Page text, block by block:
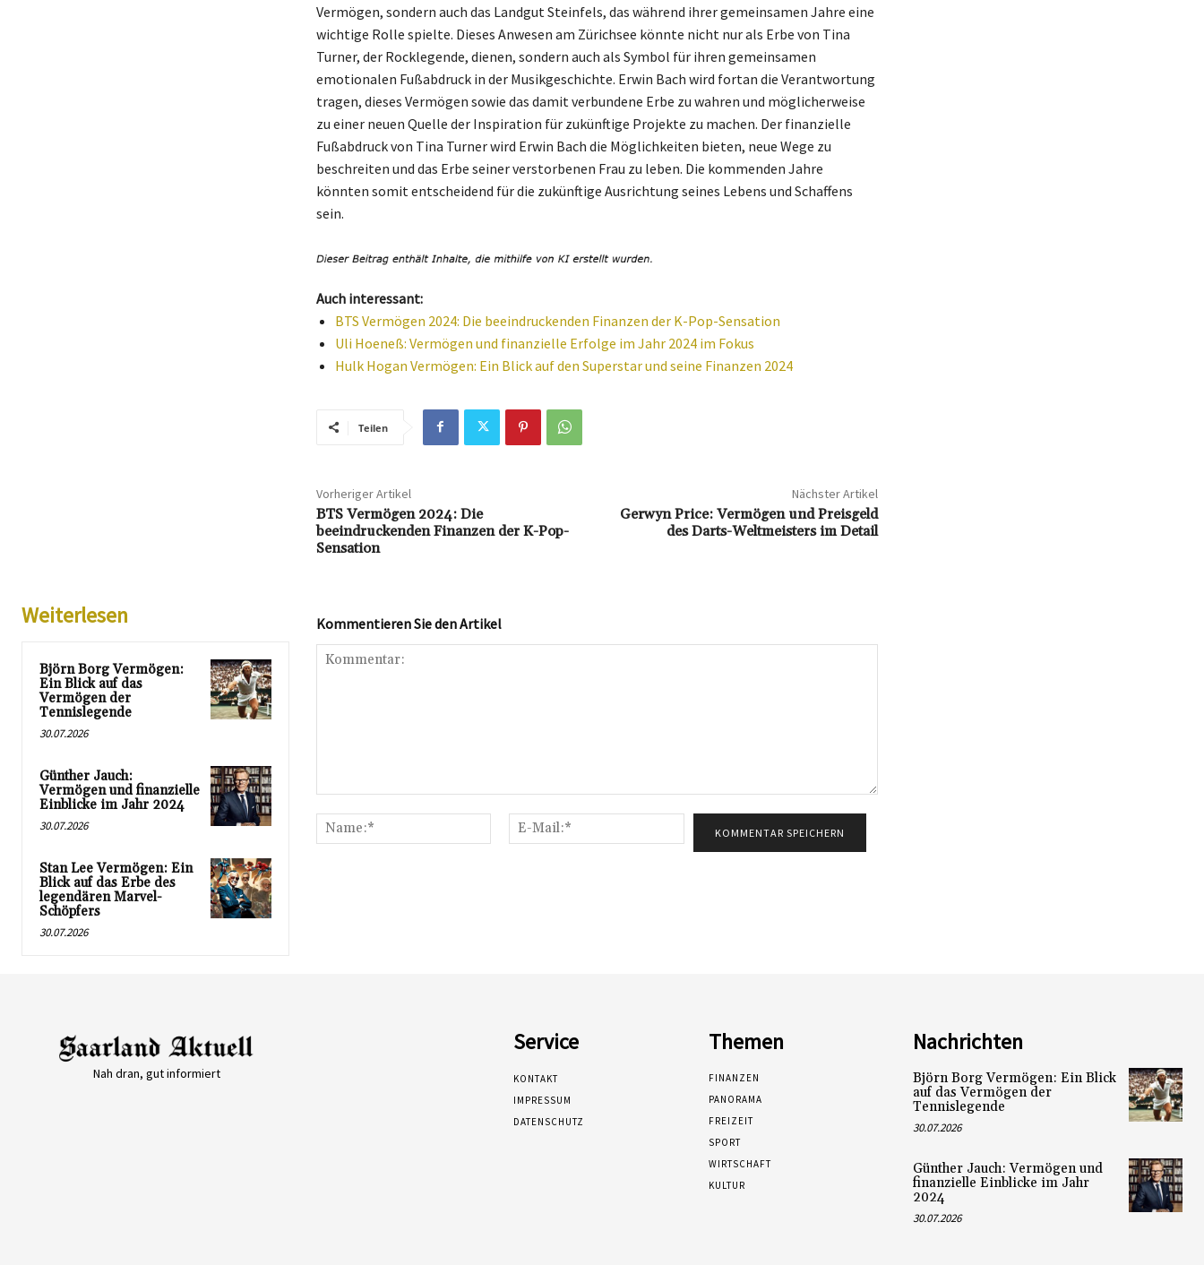
Vermögen, sondern auch das Landgut Steinfels, das während ihrer gemeinsamen Jahre eine
wichtige Rolle spielte. Dieses Anwesen am Zürichsee könnte nicht nur als Erbe von Tina
Turner, der Rocklegende, dienen, sondern auch als Symbol für ihren gemeinsamen
emotionalen Fußabdruck in der Musikgeschichte. Erwin Bach wird fortan die Verantwortung
tragen, dieses Vermögen sowie das damit verbundene Erbe zu wahren und möglicherweise
zu einer neuen Quelle der Inspiration für zukünftige Projekte zu machen. Der finanzielle
Fußabdruck von Tina Turner wird Erwin Bach die Möglichkeiten bieten, neue Wege zu
beschreiten und das Erbe seiner verstorbenen Frau zu leben. Die kommenden Jahre
könnten somit entscheidend für die zukünftige Ausrichtung seines Lebens und Schaffens
sein.
Auch interessant:
BTS Vermögen 2024: Die beeindruckenden Finanzen der K-Pop-Sensation
Uli Hoeneß: Vermögen und finanzielle Erfolge im Jahr 2024 im Fokus
Hulk Hogan Vermögen: Ein Blick auf den Superstar und seine Finanzen 2024
Teilen
Vorheriger Artikel
BTS Vermögen 2024: Die
beeindruckenden Finanzen der K-Pop-
Sensation
Nächster Artikel
Gerwyn Price: Vermögen und Preisgeld
des Darts-Weltmeisters im Detail
Weiterlesen
Björn Borg Vermögen:
Ein Blick auf das
Vermögen der
Tennislegende
30.07.2026
Günther Jauch:
Vermögen und finanzielle
Einblicke im Jahr 2024
30.07.2026
Stan Lee Vermögen: Ein
Blick auf das Erbe des
legendären Marvel-
Schöpfers
30.07.2026
Kommentieren Sie den Artikel
Name:*
Mail:*
Nah dran, gut informiert
Service
KONTAKT
IMPRESSUM
DATENSCHUTZ
Themen
FINANZEN
PANORAMA
FREIZEIT
SPORT
WIRTSCHAFT
KULTUR
Nachrichten
Björn Borg Vermögen: Ein Blick
auf das Vermögen der
Tennislegende
30.07.2026
Günther Jauch: Vermögen und
finanzielle Einblicke im Jahr
2024
30.07.2026